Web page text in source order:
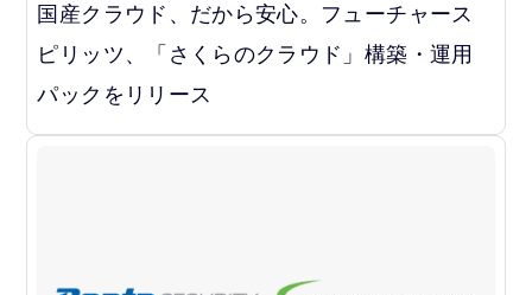
国産クラウド、だから安心。フューチャース
ピリッツ、「さくらのクラウド」構築・運用
パックをリリース